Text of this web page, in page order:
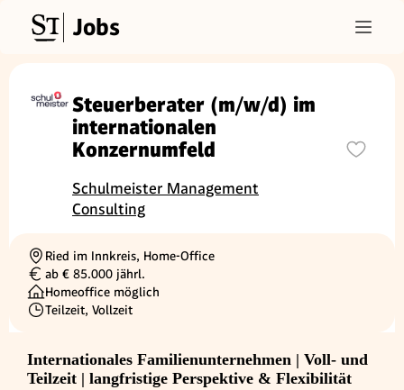
Jobs
Steuerberater (m/w/d) im
internationalen
Konzernumfeld
Schulmeister Management
Consulting
Ortschaft
Ried im Innkreis, Home-Office
Gehalt
ab € 85.000 jährl.
Homeoffice möglich
Beschäftigungsart
Teilzeit, Vollzeit
Internationales Familienunternehmen | Voll- und
Teilzeit | langfristige Perspektive & Flexibilität